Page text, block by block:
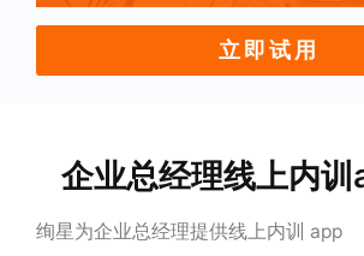
立即试用
企业总经理线上内
绚星为企业总经理提供线上内训 app